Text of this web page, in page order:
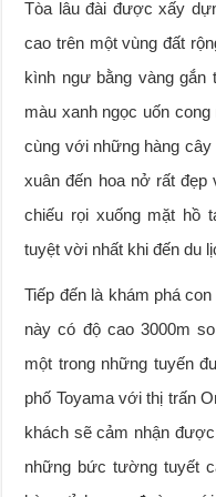
Tòa lâu đài được xấy
cao trên một vùng đất
kình ngư bằng vàng gắn
màu xanh ngọc uốn
cùng với những hàng cây
xuân đến hoa nở rất đẹp
chiếu rọi xuống mặt hồ
tuyệt vời nhất khi đến du
Tiếp đến là khám phá
này có độ cao 3000m
một trong những tuyến
phố Toyama với thị trấn
khách sẽ cảm nhận
những bức tường tuyết